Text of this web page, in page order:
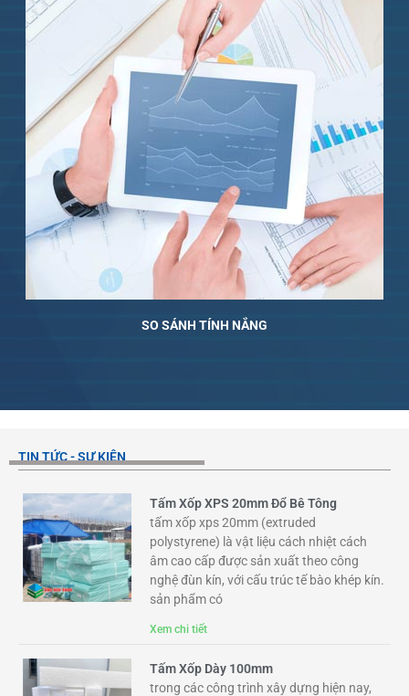
SO SÁNH TÍNH NẮNG
TIN TỨC - SỰ KIỆN
Tấm Xốp XPS 20mm Đổ Bê Tông
tấm xốp xps 20mm (extruded
polystyrene) là vật liệu cách nhiệt cách
âm cao cấp được sản xuất theo công
nghệ đùn kín, với cấu trúc tế bào khép kín.
sản phẩm có
Xem chi tiết
Tấm Xốp Dày 100mm
trong các công trình xây dựng hiện nay,